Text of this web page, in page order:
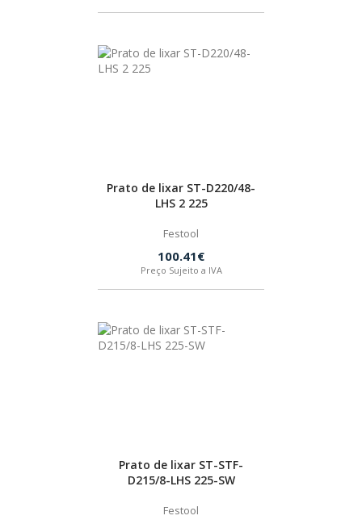
Prato de lixar ST-D220/48-
LHS 2 225
Festool
100.41€
Preço Sujeito a IVA
Prato de lixar ST-STF-
D215/8-LHS 225-SW
Festool